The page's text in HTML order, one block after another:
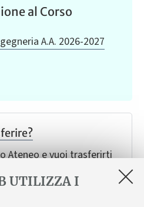
UTILIZZA I
al Corso
A.A. 2026-2027
Ateneo e vuoi trasferirti